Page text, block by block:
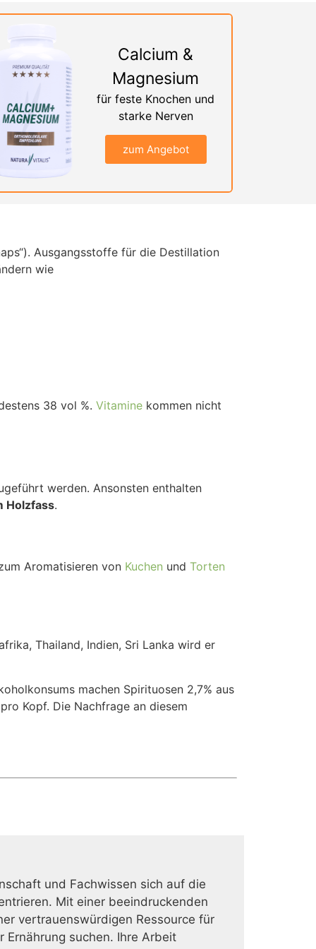
Calcium &
Magnesium
für feste Knochen und
starke Nerven
zum Angebot
Ausgangsstoffe für die Destillation
wie
38 vol %. Vitamine kommen nicht
werden. Ansonsten enthalten
Holzfass.
Aromatisieren von Kuchen und Torten
Thailand, Indien, Sri Lanka wird er
machen Spirituosen 2,7% aus
Kopf. Die Nachfrage an diesem
und Fachwissen sich auf die
Mit einer beeindruckenden
vertrauenswürdigen Ressource für
suchen. Ihre Arbeit